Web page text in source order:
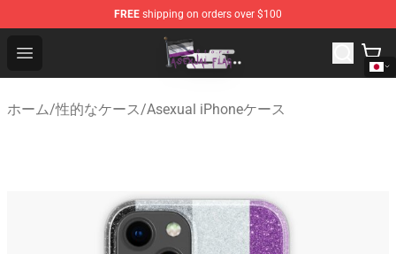
FREE shipping on orders over $100
Open menu
Asexual Flag Shop - The Best Store of Asexual Flag
ホーム/性的なケース/Asexual iPhoneケース